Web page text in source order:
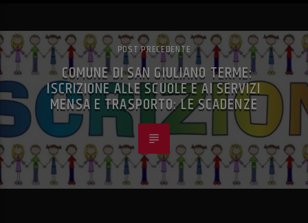
POST PRECEDENTE
COMUNE DI SAN GIULIANO TERME:
ISCRIZIONE ALLE SCUOLE E AI SERVIZI
MENSA E TRASPORTO: LE SCADENZE